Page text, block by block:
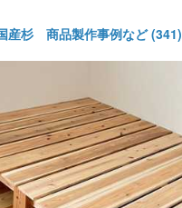
産杉 商品製作事例など (341)